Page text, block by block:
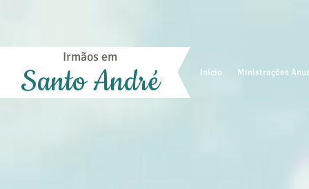
Início Ministrações
Irmãos em
Santo André